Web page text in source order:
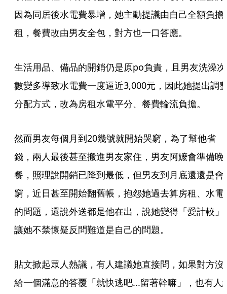
因為同居後水電費暴增，她主動提議由自己全額負擔
租，餐費改由男友全包，對方也一口答應。
生活用品、備品的開銷仍是原po負責，且男友洗澡次
數變多導致水電費一度逼近3,000元，因此她提出調
分配方式，改為房租水電平分、餐費輪流負擔。
然而男友每個月到20幾號就開始哭窮，為了幫他省
錢，兩人最後甚至搬進男友家住，男友阿嬤會準備晚
餐，照理說開銷已降到最低，但男友到月底還還是會
窮，近日甚至開始翻舊帳，抱怨她過去算房租、水電
的問題，還說外送都是他在出，說她變得「愛計較」
讓她不禁懷疑反問難道是自己的問題。
貼文掀起眾人熱議，有人建議她直接問，如果對方沒
給一個滿意的答覆「就快逃吧...留著幹嘛」，也有人